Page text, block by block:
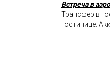
Встреча в
Трансфер в
гостинице.